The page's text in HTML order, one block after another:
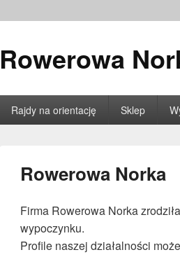
Rowerowa
Rajdy na orientację Sklep
Rowerowa Norka
Firma Rowerowa Norka
wypoczynku.
Profile naszej działalności